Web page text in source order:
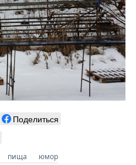
Поделиться
пища юмор